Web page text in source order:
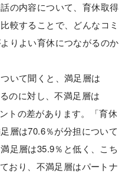
の内容について、育休取得
較することで、どんなコミ
りよい育休につながるのか
いて聞くと、満足層は
のに対し、不満足層は
トの差があります。「育休
層は70.6％が分担について
足層は35.9％と低く、こち
おり、不満足層はパートナ